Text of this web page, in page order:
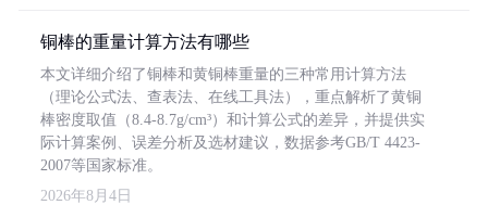
铜棒的重量计算方法有哪些
本文详细介绍了铜棒和黄铜棒重量的三种常用计算方法
（理论公式法、查表法、在线工具法），重点解析了黄铜
棒密度取值（8.4-8.7g/cm³）和计算公式的差异，并提供实
际计算案例、误差分析及选材建议，数据参考GB/T 4423-
2007等国家标准。
2026年8月4日